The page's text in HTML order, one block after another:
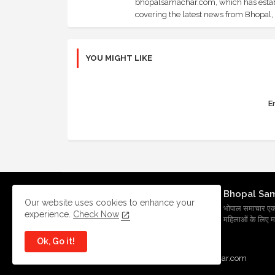
bhopalsamachar.com, which has
covering the latest news from Bhopal,
YOU MIGHT LIKE
Bhopal
भोपाल समाचार एक
महिलाओं के लिए
BhopalSmachar.com
Our website uses cookies to enhance your
experience. Check Now
Ok, Go it!